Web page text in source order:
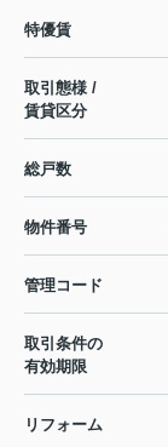
特優賃
取引態様 /
賃貸区分
総戸数
物件番号
管理コード
取引条件の
有効期限
リフォーム